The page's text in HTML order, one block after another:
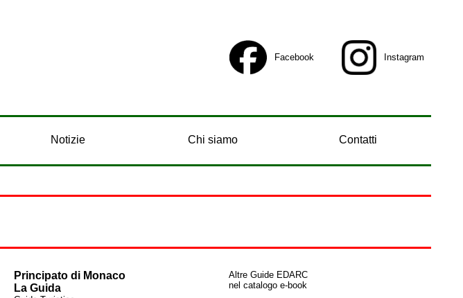
Facebook Instagram
Notizie Chi siamo Contatti
Principato di Monaco
La Guida
Altre Guide EDARC
nel catalogo e-book